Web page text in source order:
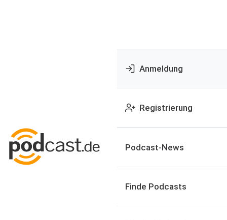
Anmeldung
Registrierung
Podcast-News
Finde Podcasts